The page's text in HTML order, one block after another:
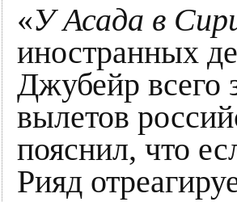
«У Асада в
иностранных
Джубейр всего
вылетов
пояснил, что
Рияд